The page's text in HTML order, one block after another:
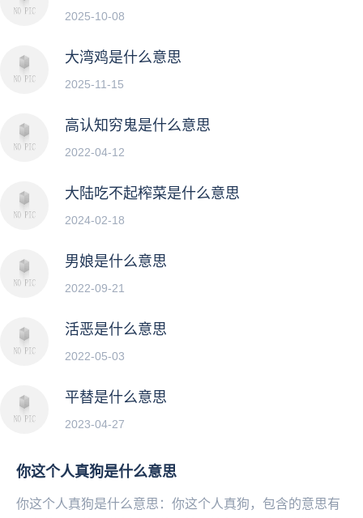
2025-10-08
大湾鸡是什么意思
2025-11-15
高认知穷鬼是什么意思
2022-04-12
大陆吃不起榨菜是什么意思
2024-02-18
男娘是什么意思
2022-09-21
活恶是什么意思
2022-05-03
平替是什么意思
2023-04-27
你这个人真狗是什么意思
你这个人真狗是什么意思：你这个人真狗，包含的意思有